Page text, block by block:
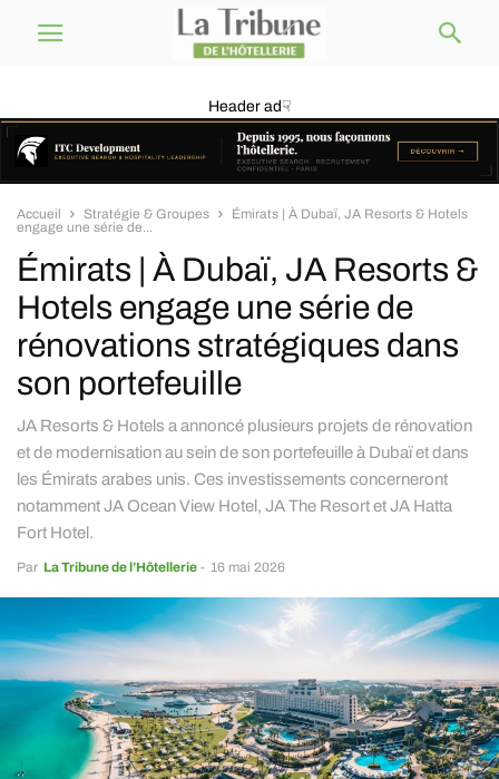
Header ad☟
Accueil Stratégie & Groupes
Émirats | À Dubaï, JA Resorts & Hotels
engage une série de...
Émirats | À Dubaï, JA Resorts &
Hotels engage une série de
rénovations stratégiques dans
son portefeuille
JA Resorts & Hotels a annoncé plusieurs projets de rénovation
et de modernisation au sein de son portefeuille à Dubaï et dans
les Émirats arabes unis. Ces investissements concerneront
notamment JA Ocean View Hotel, JA The Resort et JA Hatta
Fort Hotel.
Par La Tribune de l’Hôtellerie - 16 mai 2026